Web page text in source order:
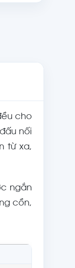
cho
nối
từ xa,
ngắn
cồn,